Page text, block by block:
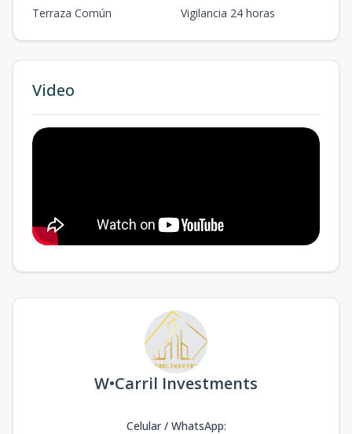
Terraza Común
Vigilancia 24 horas
Video
W•Carril Investments
Celular / WhatsApp: